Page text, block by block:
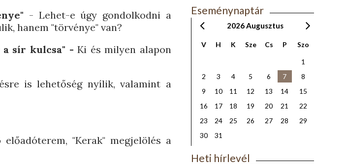
- Lehet-e úgy gondolkodni a
hanem "törvénye" van?
a sír kulcsa" -Ki és milyen alapon
is lehetőség nyílik, valamint a
"Kerak" megjelölés a
Eseménynaptár
2026Augusztus
V H K Sze Cs P Szo
1
2
3 4 5 6 7
8
9
10 11 12 13 14
15
16
17 18 19 20 21
22
23
24 25 26 27 28
29
30
31
Heti hírlevél